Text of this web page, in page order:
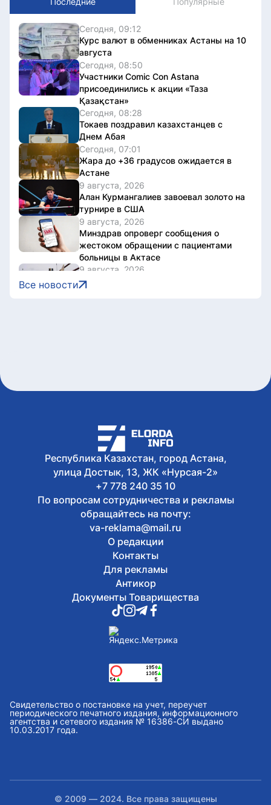
Сегодня, 09:12
Курс валют в обменниках Астаны на 10
августа
Сегодня, 08:50
Участники Comic Con Astana
присоединились к акции «Таза
Қазақстан»
Сегодня, 08:28
Токаев поздравил казахстанцев с
Днем Абая
Сегодня, 07:01
Жара до +36 градусов ожидается в
Астане
9 августа, 2026
Алан Курмангалиев завоевал золото на
турнире в США
9 августа, 2026
Минздрав опроверг сообщения о
жестоком обращении с пациентами
больницы в Актасе
9 августа, 2026
На участке объездной дороги Астаны
9 августа, 2026
выпускникам из сельской местности
Все новости
Республика Казахстан, город Астана,
улица Достык, 13, ЖК «Нурсая-2»
+7 778 240 35 10
По вопросам сотрудничества и рекламы
обращайтесь на почту:
va-reklama@mail.ru
О редакции
Контакты
Для рекламы
Антикор
Документы Товарищества
Свидетельство о постановке на учет, переучет
периодического печатного издания, информационного
агентства и сетевого издания № 16386-СИ выдано
10.03.2017 года.
© 2009 — 2024. Все права защищены